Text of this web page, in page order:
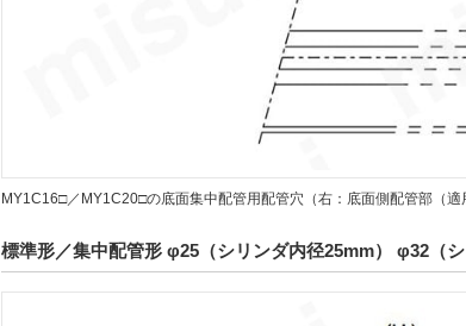
MY1C16□／MY1C20□の底面集中配管用配管穴（右：底面側配管部（適
標準形／集中配管形 φ25（シリンダ内径25mm） φ32（